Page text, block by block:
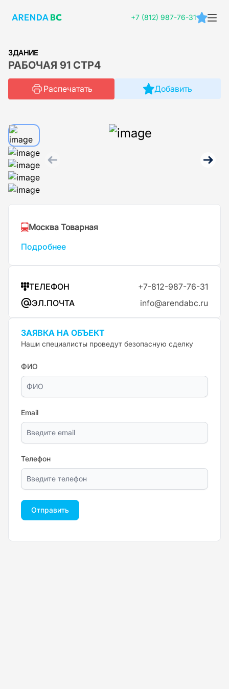
+7 (812) 987-76-31
ЗДАНИЕ
РАБОЧАЯ 91 СТР4
Распечатать Добавить
Москва Товарная
Подробнее
ТЕЛЕФОН
+7-812-987-76-31
ЭЛ.ПОЧТА
info@arendabc.ru
ЗАЯВКА НА ОБЪЕКТ
Наши специалисты проведут безопасную сделку
ФИО
Email
Телефон
Отправить